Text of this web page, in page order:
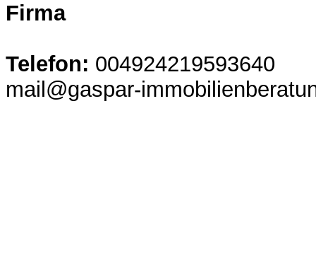
Firma
Telefon: 004924219593640
mail@gaspar-